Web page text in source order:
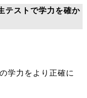
ストで学力を確か
学力をより正確に